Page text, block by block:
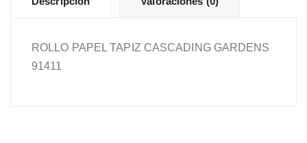
ROLLO PAPEL TAPIZ CASCADING GARDENS
91411